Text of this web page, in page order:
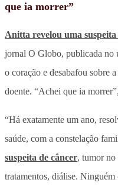
que ia morrer”
Anitta revelou uma suspeita
jornal O Globo, publicada no
o coração e desabafou sobre
doente. “Achei que ia
“Há exatamente um ano,
saúde, com a constelação
suspeita de câncer, tumor
tratamentos, diálise. Ninguém